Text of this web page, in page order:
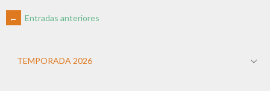
← Entradas anteriores
TEMPORADA 2026